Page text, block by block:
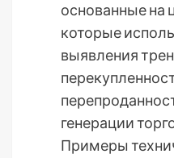
основанные на
которые
выявления
генерации
Примеры